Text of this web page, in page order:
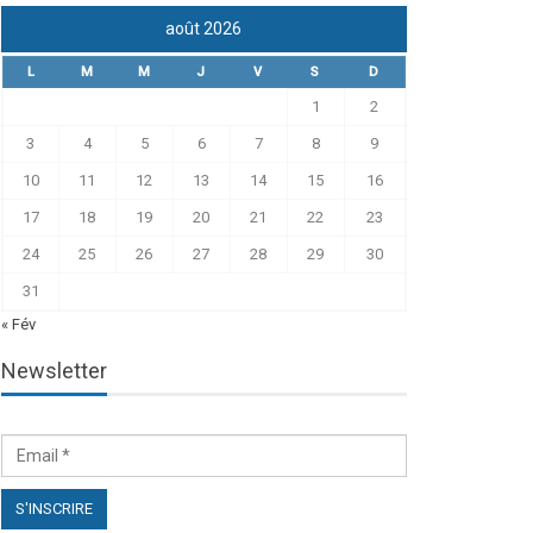
août 2026
L M M J V S D
1 2
3 4 5 6 7 8 9
10 11 12 13 14 15 16
17 18 19 20 21 22 23
24 25 26 27 28 29 30
31
« Fév
Newsletter